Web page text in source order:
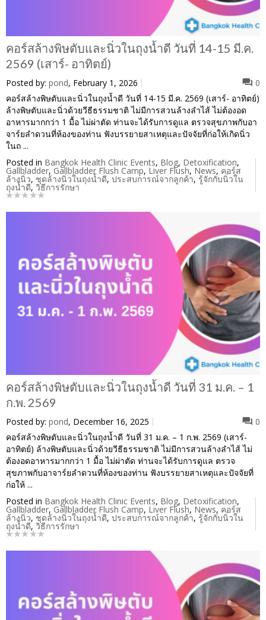
คอร์สล้างพิษตับและนิ่วในถุงน้ำดี วันที่ 14-15 มี.ค.
2569 (เสาร์- อาทิตย์)
Posted by: pond, February 1, 2026
0
คอร์สล้างพิษตับและนิ่วในถุงน้ำดี วันที่ 14-15 มี.ค. 2569 (เสาร์- อาทิตย์)
ล้างพิษตับและนิ่วด้วยวีธีธรรมชาติ ไม่มีการสวนล้างลำไส้ ไม่ต้องอด
อาหารมากกว่า 1 มื้อ ไม่ผ่าตัด ท่านจะได้รับการดูแล ตรวจสุขภาพกับอา
จาร์ยลำดวนที่ห้องของท่าน ฟังบรรยายสาเหตุและปัจจัยที่ก่อให้เกิดนิ่ว
ในถ ...
Posted in Bangkok Health Clinic Events, Blog, Detoxification,
Gallbladder, Gallbladder Flush Camp, Liver Flush, News, คอร์ส
ล้างนิ่ว, ชุดล้างนิ่วในถุงน้ำดี, ประสบการณ์จากลูกค้า, รู้จักกับนิ่วใน
ถุงน้ำดี, วิธีการรักษา
คอร์สล้างพิษตับและนิ่วในถุงน้ำดี วันที่ 31 ม.ค. – 1
ก.พ. 2569
Posted by: pond, December 16, 2025
0
คอร์สล้างพิษตับและนิ่วในถุงน้ำดี วันที่ 31 ม.ค. – 1 ก.พ. 2569 (เสาร์-
อาทิตย์) ล้างพิษตับและนิ่วด้วยวีธีธรรมชาติ ไม่มีการสวนล้างลำไส้ ไม่
ต้องอดอาหารมากกว่า 1 มื้อ ไม่ผ่าตัด ท่านจะได้รับการดูแล ตรวจ
สุขภาพกับอาจาร์ยลำดวนที่ห้องของท่าน ฟังบรรยายสาเหตุและปัจจัยที่
ก่อให้ ...
Posted in Bangkok Health Clinic Events, Blog, Detoxification,
Gallbladder, Gallbladder Flush Camp, Liver Flush, News, คอร์ส
ล้างนิ่ว, ชุดล้างนิ่วในถุงน้ำดี, ประสบการณ์จากลูกค้า, รู้จักกับนิ่วใน
ถุงน้ำดี, วิธีการรักษา